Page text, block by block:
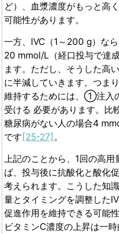
ど）、血漿濃度がもっと高
可能性があります。
一方、IVC（1～200 g）な
20 mmol/L（経口投与で達
ます。ただし、そうした高
に半減していきます。つま
維持するためには、①注入
受ける 必要があります。比
糖尿病がない人の場合4
です [25-27] 。
上記のことから、1回の高
ば、投与後に抗酸化と酸化
考えられます。こうした知
量とタイミングを調整した
促進作用を維持できる可能
ビタミンC濃度の上昇は一